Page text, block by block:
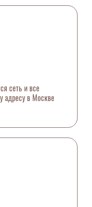
сеть и все
адресу в Москве